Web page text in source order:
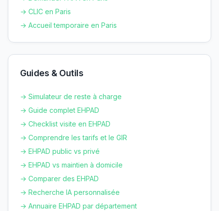
→ CLIC en Paris
→ Accueil temporaire en Paris
Guides & Outils
→ Simulateur de reste à charge
→ Guide complet EHPAD
→ Checklist visite en EHPAD
→ Comprendre les tarifs et le GIR
→ EHPAD public vs privé
→ EHPAD vs maintien à domicile
→ Comparer des EHPAD
→ Recherche IA personnalisée
→ Annuaire EHPAD par département